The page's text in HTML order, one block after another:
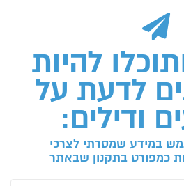
להיות
לדעת על
ודילים:
במידע שמסרתי לצרכי
כמפורט בתקנון שבאתר